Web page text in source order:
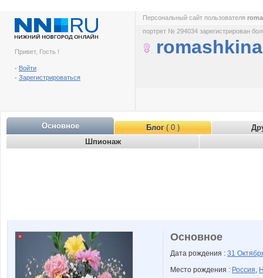
Привет, Гость !
- Войти
- Зарегистрироваться
Персональный сайт пользователя
портрет № 294034 зарегистрирован
Основное Блог( 0 )
Шпионаж
Основное
Дата рождения : 31
Место рождения : Россия,